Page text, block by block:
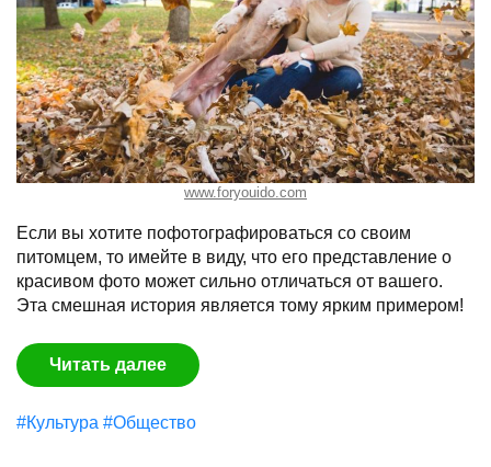
www.foryouido.com
Если вы хотите пофотографироваться со своим
питомцем, то имейте в виду, что его представление о
красивом фото может сильно отличаться от вашего.
Эта смешная история является тому ярким примером!
Читать далее
#Культура #Общество